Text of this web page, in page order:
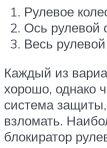
Рулевое
Ось рулевой
Весь
Каждый из
хорошо, однако
система
взломать.
блокиратор